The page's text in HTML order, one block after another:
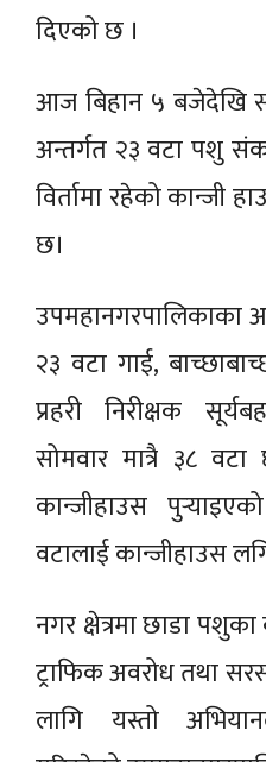
दिएको छ ।
आज बिहान ५ बजेदेखि
अन्तर्गत २३ वटा पशु
विर्तामा रहेको कान्जी
छ।
२३ वटा गाई,
प्रहरी निरीक्षक
सोमवार मात्रै ३८
कान्जीहाउस
वटालाई कान्जीहाउस
नगर क्षेत्रमा छाडा
ट्राफिक अवरोध तथा
लागि यस्तो